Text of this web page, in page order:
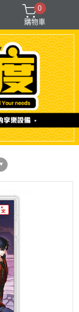
直驅式〗基座
0
購物車